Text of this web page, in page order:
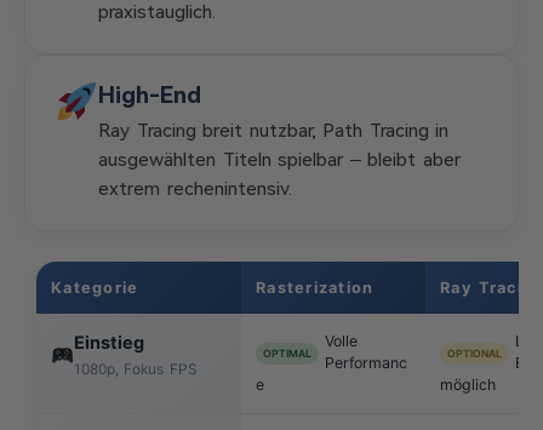
praxistauglich.
High-End
Ray Tracing breit nutzbar, Path Tracing in
ausgewählten Titeln spielbar – bleibt aber
extrem rechenintensiv.
Kategorie Rasterization Ray
Einstieg
1080p, Fokus FPS
OPTIMAL
Volle
Performanc
e
OPTIONAL
möglich